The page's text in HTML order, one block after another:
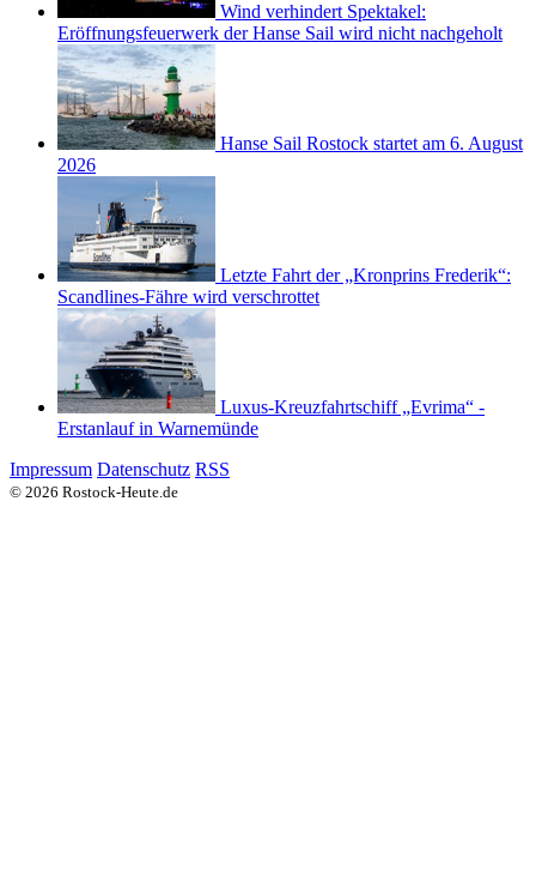
Wind verhindert Spektakel:
Eröffnungsfeuerwerk der Hanse Sail wird nicht nachgeholt
Hanse Sail Rostock startet am 6. August
2026
Letzte Fahrt der „Kronprins Frederik“:
Scandlines-Fähre wird verschrottet
Luxus-Kreuzfahrtschiff „Evrima“ -
Erstanlauf in Warnemünde
Impressum Datenschutz RSS
© 2026 Rostock-Heute.de